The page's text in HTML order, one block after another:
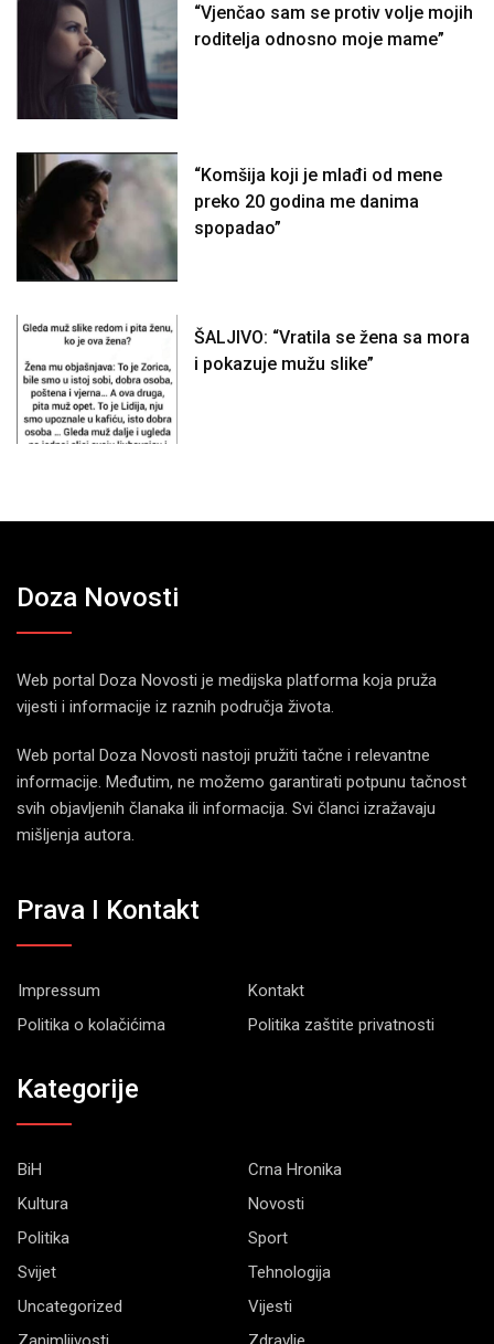
“Vjenčao sam se protiv volje mojih
roditelja odnosno moje mame”
“Komšija koji je mlađi od mene
preko 20 godina me danima
spopadao”
ŠALJIVO: “Vratila se žena sa mora
i pokazuje mužu slike”
Doza Novosti
Web portal Doza Novosti je medijska platforma koja pruža
vijesti i informacije iz raznih područja života.
Web portal Doza Novosti nastoji pružiti tačne i relevantne
informacije. Međutim, ne možemo garantirati potpunu tačnost
svih objavljenih članaka ili informacija. Svi članci izražavaju
mišljenja autora.
Prava I Kontakt
Impressum
Kontakt
Politika o kolačićima
Politika zaštite privatnosti
Kategorije
BiH
Crna Hronika
Kultura
Novosti
Politika
Sport
Svijet
Tehnologija
Uncategorized
Vijesti